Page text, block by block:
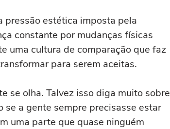
pressão estética imposta pela
constante por mudanças físicas
uma cultura de comparação que faz
para serem aceitas.
se olha. Talvez isso diga muito sobre
se a gente sempre precisasse estar
uma parte que quase ninguém